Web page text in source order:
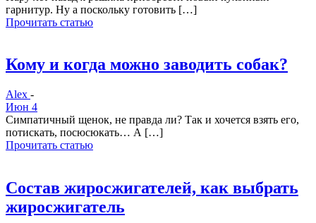
гарнитур. Ну а поскольку готовить […]
Прочитать статью
​Кому и когда можно заводить собак?
Alex -
Июн 4
Симпатичный щенок, не правда ли? Так и хочется взять его,
потискать, посюсюкать… А […]
Прочитать статью
Состав жиросжигателей, как выбрать
жиросжигатель